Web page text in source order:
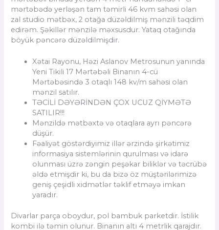
mərtəbədə yerləşən tam təmirli 46 kvm sahəsi olan
zal studio mətbəx, 2 otağa düzəldilmiş mənzili təqdim
edirəm. Şəkillər mənzilə məxsusdur. Yataq otağında
böyük pəncərə düzəldilmişdir.
Xətai Rayonu, Həzi Aslanov Metrosunun yanında
Yeni Tikili 17 Mərtəbəli Binanın 4-cü
Mərtəbəsində 3 otaqlı 148 kv/m sahəsi olan
mənzil satılır.
TƏCİLİ DƏYƏRİNDƏN ÇOX UCUZ QİYMƏTƏ
SATILIR!!!
Mənzildə mətbəxtə və otaqlara ayrı pəncərə
düşür.
Fəaliyət göstərdiyimiz illər ərzində şirkətimiz
informasiya sistemlərinin qurulması və idarə
olunması üzrə zəngin peşəkar biliklər və təcrübə
əldə etmişdir ki, bu da bizə öz müştərilərimizə
geniş çeşidli xidmətlər təklif etməyə imkan
yaradır.
Divarlar parça oboydur, pol bambuk parketdir. İstilik
kombi ilə təmin olunur. Binanın altı 4 metrlik qarajdır.